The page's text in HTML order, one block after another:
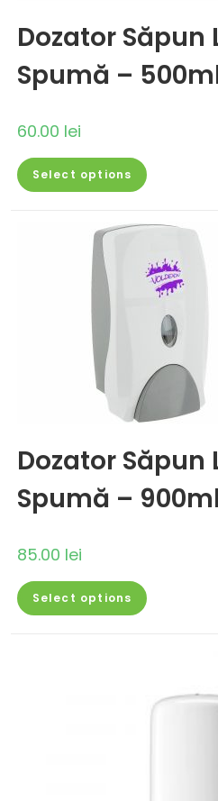
Dozator Săpun
Spumă –
60.00 lei
Select options
Dozator Săpun
Spumă – 900ml
85.00 lei
Select options